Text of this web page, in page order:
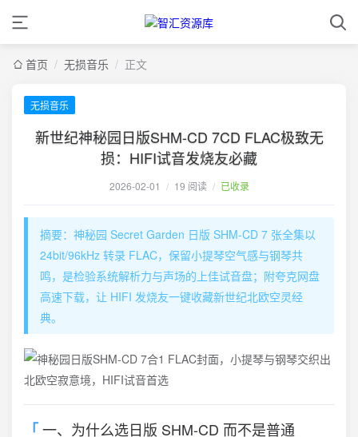
首页 / 无损音乐 / 正文
无损音乐
新世纪神秘园日版SHM-CD 7CD FLAC极致无
损：HIFI试音发烧友必藏
2026-02-01 / 19 阅读 / 已收录
摘要：神秘园 Secret Garden 日版 SHM-CD 7 张全集以
24bit/96kHz 转录 FLAC，保留小提琴空气感与钢琴共
鸣，是检验系统解析力与声场的上佳试音盘；附夸克网盘
高速下载，让 HIFI 发烧友一键收藏新世纪北欧空灵经
典。
一、为什么选日版 SHM-CD 而不是普通